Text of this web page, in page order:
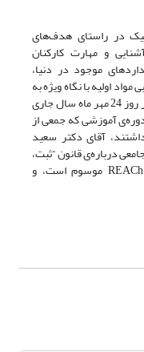
در راستای هدف‌های
و مهارت کارکنان
موجود در دنیا،
اولیه با نگاه ویژه به
قانون ریچ (REACh)(1)” را برنامه‌ریزی و در روز 24 مهر ماه سال جاری
آموزشی که جمعی از
آقای دکتر سعید
درباره‌ی قانون “ثبت،
تأیید، و محدودیت‌های شیمیایی” که به REACh موسوم است، و